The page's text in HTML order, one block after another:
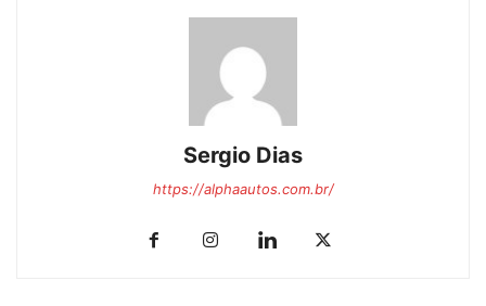
Sergio Dias
https://alphaautos.com.br/